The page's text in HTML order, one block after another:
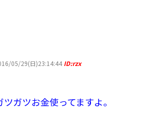
05/29(日)23:14:44 ID:rzx
ガツお金使ってますよ。